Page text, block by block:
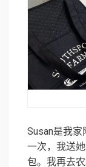
Susan是我
一次，我送
包。我再去